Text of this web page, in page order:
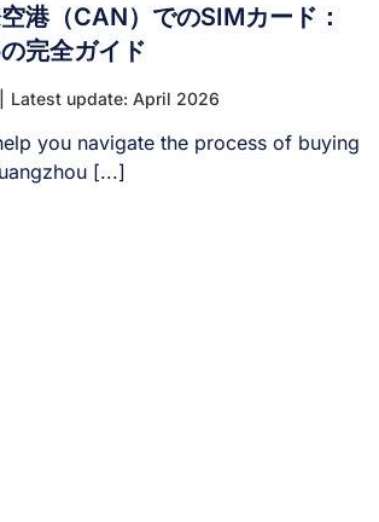
築いてきました。 AISの主な特徴は以下
イの他モバイル事業者と比較したAISサ
港（CAN）でのSIMカード：
完全ガイド
Latest update: April 2026
you navigate the process of buying
[...]